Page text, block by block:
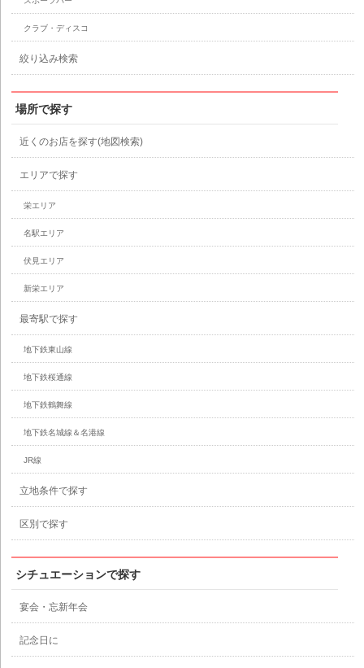
クラブ・ディスコ
絞り込み検索
場所で探す
近くのお店を探す(地図検索)
エリアで探す
栄エリア
名駅エリア
伏見エリア
新栄エリア
最寄駅で探す
地下鉄東山線
地下鉄桜通線
地下鉄鶴舞線
地下鉄名城線＆名港線
JR線
立地条件で探す
区別で探す
シチュエーションで探す
宴会・忘新年会
記念日に